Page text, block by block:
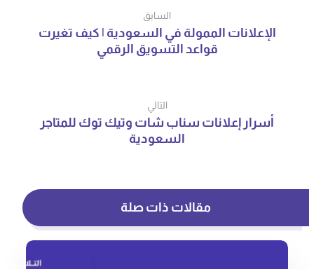
السابق
الإعلانات الممولة في السعودية | كيف تغيرت
قواعد التسويق الرقمي
التالي
أسرار إعلانات سناب شات وتيك توك للمتاجر
السعودية
مقالات ذات صلة